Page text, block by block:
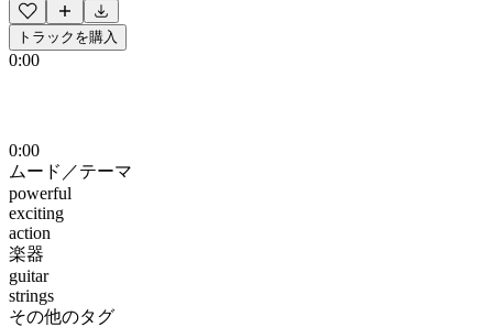
トラックを購入
0:00
0:00
ムード／テーマ
powerful
exciting
action
楽器
guitar
strings
その他のタグ